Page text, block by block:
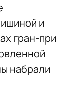
и
гран-при
набрали